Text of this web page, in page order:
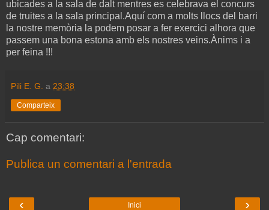
ubicades a la sala de dalt mentres es celebrava el concurs
de truites a la sala principal.Aquí com a molts llocs del barri
la nostre memòria la podem posar a fer exercici alhora que
passem una bona estona amb els nostres veins.Ànims i a
per feina !!!
Pili E. G. a 23:38
Comparteix
Cap comentari:
Publica un comentari a l'entrada
‹ ›
Inici